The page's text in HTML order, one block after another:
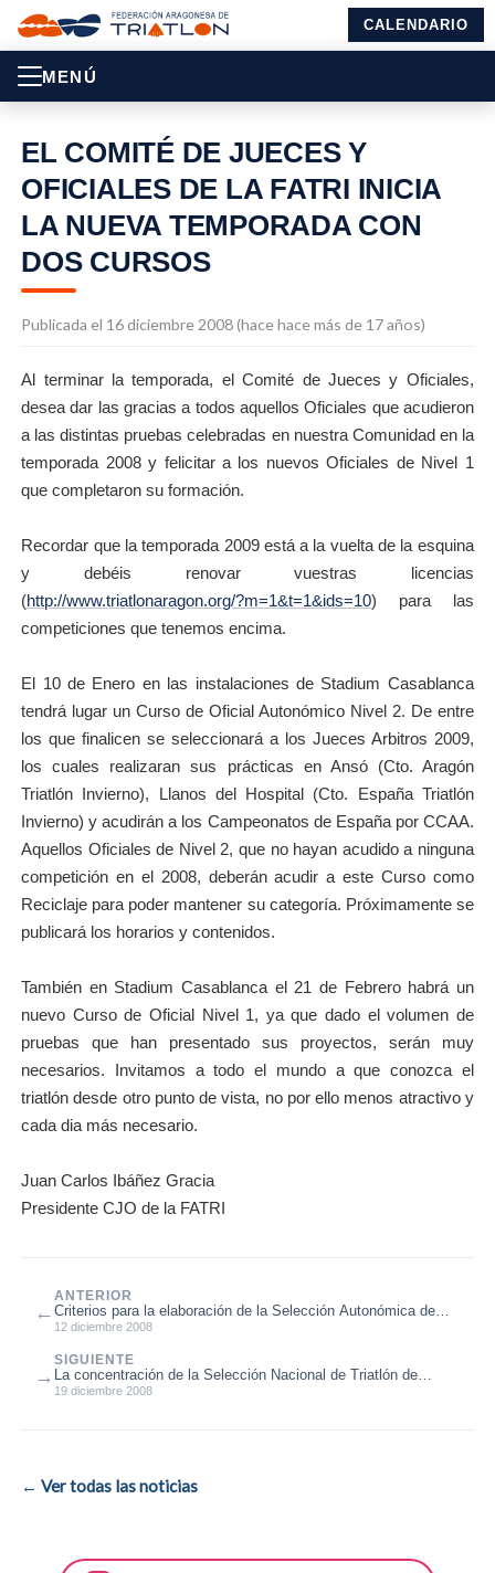
CALENDARIO
MENÚ
EL COMITÉ DE JUECES Y
OFICIALES DE LA FATRI INICIA
LA NUEVA TEMPORADA CON
DOS CURSOS
Publicada el 16 diciembre 2008 (hace hace más de 17 años)
Al terminar la temporada, el Comité de Jueces y Oficiales,
desea dar las gracias a todos aquellos Oficiales que acudieron
a las distintas pruebas celebradas en nuestra Comunidad en la
temporada 2008 y felicitar a los nuevos Oficiales de Nivel 1
que completaron su formación.
Recordar que la temporada 2009 está a la vuelta de la esquina
y debéis renovar vuestras licencias
(http://www.triatlonaragon.org/?m=1&t=1&ids=10) para las
competiciones que tenemos encima.
El 10 de Enero en las instalaciones de Stadium Casablanca
tendrá lugar un Curso de Oficial Autonómico Nivel 2. De entre
los que finalicen se seleccionará a los Jueces Arbitros 2009,
los cuales realizaran sus prácticas en Ansó (Cto. Aragón
Triatlón Invierno), Llanos del Hospital (Cto. España Triatlón
Invierno) y acudirán a los Campeonatos de España por CCAA.
Aquellos Oficiales de Nivel 2, que no hayan acudido a ninguna
competición en el 2008, deberán acudir a este Curso como
Reciclaje para poder mantener su categoría. Próximamente se
publicará los horarios y contenidos.
También en Stadium Casablanca el 21 de Febrero habrá un
nuevo Curso de Oficial Nivel 1, ya que dado el volumen de
pruebas que han presentado sus proyectos, serán muy
necesarios. Invitamos a todo el mundo a que conozca el
triatlón desde otro punto de vista, no por ello menos atractivo y
cada dia más necesario.
Juan Carlos Ibáñez Gracia
Presidente CJO de la FATRI
←
ANTERIOR
Criterios para la elaboración de la Selección Autonómica de
Duatlón
12 diciembre 2008
SIGUIENTE
La concentración de la Selección Nacional de Triatlón de
Invierno se desarrolla ...
19 diciembre 2008
→
← Ver todas las noticias